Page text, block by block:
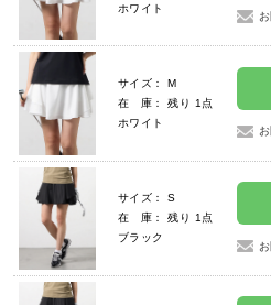
ホワイト
サイズ： M
在 庫： 残り 1点
ホワイト
サイズ： S
在 庫： 残り 1点
ブラック